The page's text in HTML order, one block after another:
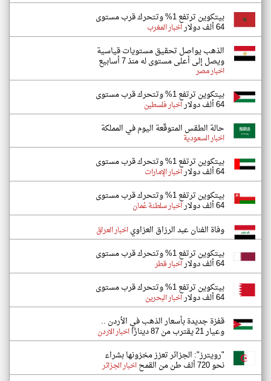
بيتكوين ترتفع 1% وتتحرك قرب مستوى
64 ألف دولار اخبار المغرب
الذهب يواصل تحقيق مستويات قياسية
ويصل إلى أعلى مستوى له منذ 7 أسابيع
اخبار مصر
بيتكوين ترتفع 1% وتتحرك قرب مستوى
64 ألف دولار اخبار فلسطين
حالة الطقس المتوقّعة اليوم في المملكة
اخبار السعودية
بيتكوين ترتفع 1% وتتحرك قرب مستوى
64 ألف دولار اخبار الإمارات
بيتكوين ترتفع 1% وتتحرك قرب مستوى
64 ألف دولار اخبار سلطنة عُمان
وفاة الفنان عبد الرزاق العزاوياخبار العراق
بيتكوين ترتفع 1% وتتحرك قرب مستوى
64 ألف دولار اخبار قطر
بيتكوين ترتفع 1% وتتحرك قرب مستوى
64 ألف دولار اخبار البحرين
قفزة جديدة بأسعار الذهب في الأردن ..
وعيار 21 يقترب من 87 دينارًا اخبار الاردن
"رويترز": الجزائر تعزز مخزونها بشراء
نحو 720 ألف طن من القمح اخبار الجزائر